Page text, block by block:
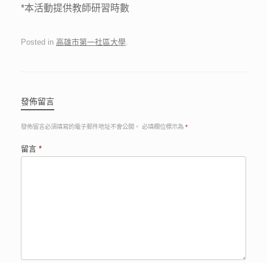
*本活動提供教師研習時數
Posted in 高雄市第一社區大學.
發佈留言
發佈留言必須填寫的電子郵件地址不會公開。 必填欄位標示為 *
留言 *